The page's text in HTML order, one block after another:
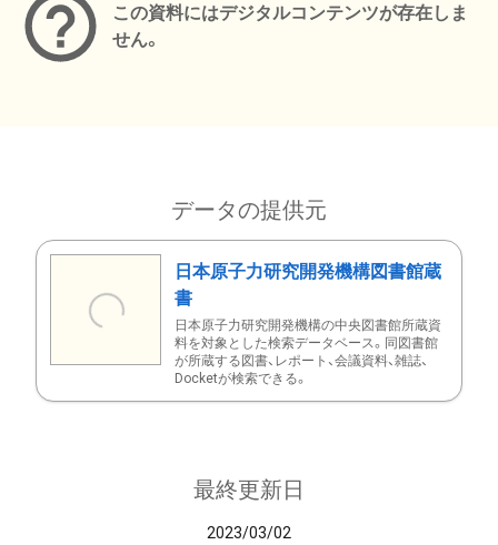
この資料にはデジタルコンテンツが存在しま
せん。
データの提供元
日本原子力研究開発機構図書館蔵
書
日本原子力研究開発機構の中央図書館所蔵資
料を対象とした検索データベース。同図書館
が所蔵する図書、レポート、会議資料、雑誌、
Docketが検索できる。
最終更新日
2023/03/02